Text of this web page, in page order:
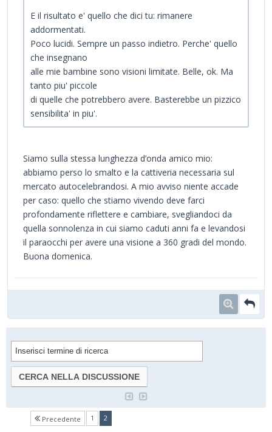
E il risultato e' quello che dici tu: rimanere
addormentati.
Poco lucidi. Sempre un passo indietro. Perche' quello
che insegnano
alle mie bambine sono visioni limitate. Belle, ok. Ma
tanto piu' piccole
di quelle che potrebbero avere. Basterebbe un pizzico
sensibilita' in piu'.
Siamo sulla stessa lunghezza d’onda amico mio:
abbiamo perso lo smalto e la cattiveria necessaria sul
mercato autocelebrandosi. A mio avviso niente accade
per caso: quello che stiamo vivendo deve farci
profondamente riflettere e cambiare, svegliandoci da
quella sonnolenza in cui siamo caduti anni fa e levandosi
il paraocchi per avere una visione a 360 gradi del mondo.
Buona domenica.
Precedente 1 2(current)